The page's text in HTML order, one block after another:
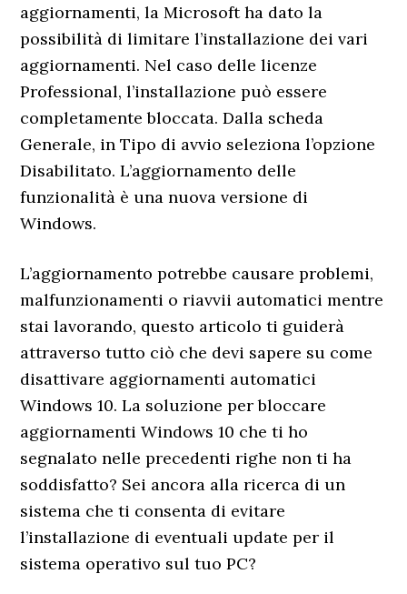
aggiornamenti, la Microsoft ha dato la
possibilità di limitare l’installazione dei vari
aggiornamenti. Nel caso delle licenze
Professional, l’installazione può essere
completamente bloccata. Dalla scheda
Generale, in Tipo di avvio seleziona l’opzione
Disabilitato. L’aggiornamento delle
funzionalità è una nuova versione di
Windows.
L’aggiornamento potrebbe causare problemi,
malfunzionamenti o riavvii automatici mentre
stai lavorando, questo articolo ti guiderà
attraverso tutto ciò che devi sapere su come
disattivare aggiornamenti automatici
Windows 10. La soluzione per bloccare
aggiornamenti Windows 10 che ti ho
segnalato nelle precedenti righe non ti ha
soddisfatto? Sei ancora alla ricerca di un
sistema che ti consenta di evitare
l’installazione di eventuali update per il
sistema operativo sul tuo PC?